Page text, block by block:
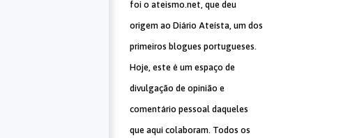
foi o ateismo.net, que deu
origem ao Diário Ateísta, um dos
primeiros blogues portugueses.
Hoje, este é um espaço de
divulgação de opinião e
comentário pessoal daqueles
que aqui colaboram. Todos os